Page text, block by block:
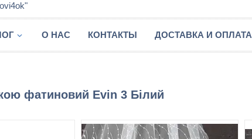
О НАС КОНТАКТЫ ДОСТАВКА И ОПЛАТА
фатиновий Evin 3 Білий